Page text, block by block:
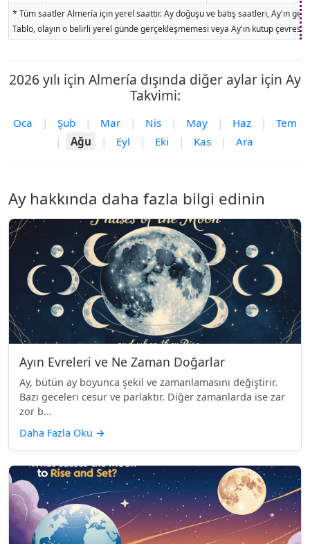
* Tüm saatler Almería için yerel saattir. Ay doğuşu ve batış saatleri, Ay'ın
Tablo, olayın o belirli yerel günde gerçekleşmemesi veya Ay'ın kutup
2026 yılı için Almería dışında diğer aylar için Ay
Takvimi:
Oca | Şub | Mar | Nis | May | Haz |
Tem
|
Ağu | Eyl | Eki | Kas | Ara
Ay hakkında daha fazla bilgi edinin
Ayın Evreleri ve Ne Zaman Doğarlar
Ay, bütün ay boyunca şekil ve zamanlamasını değiştirir.
Bazı geceleri cesur ve parlaktır. Diğer zamanlarda ise zar
zor b...
Daha Fazla Oku →